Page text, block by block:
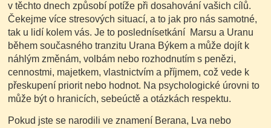
v těchto dnech způsobí potíže při dosahování vašich cílů.
Čekejme více stresových situací, a to jak pro nás samotné,
tak u lidí kolem vás. Je to poslednísetkání Marsu a Uranu
během současného tranzitu Urana Býkem a může dojít k
náhlým změnám, volbám nebo rozhodnutím s penězi,
cennostmi, majetkem, vlastnictvím a příjmem, což vede k
přeskupení priorit nebo hodnot. Na psychologické úrovni to
může být o hranicích, sebeúctě a otázkách respektu.
Pokud jste se narodili ve znamení Berana, Lva nebo